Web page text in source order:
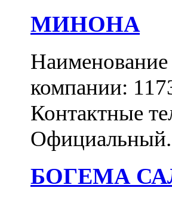
МИНОНА
компании:
Контактные
БОГЕМА